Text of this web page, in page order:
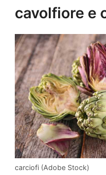
cavolfiore e
carciofi (Adobe Stock)